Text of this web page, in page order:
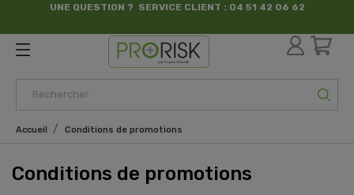
UNE QUESTION ? SERVICE CLIENT : 04 51 42 06 62
par France Sécurité
Accueil Conditions de promotions
Conditions de promotions